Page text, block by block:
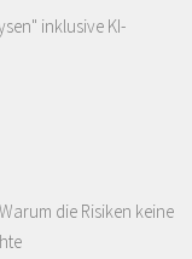
" inklusive KI-
die Risiken keine